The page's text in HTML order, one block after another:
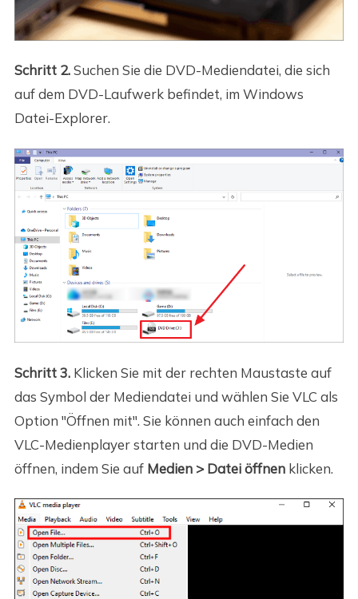
Schritt 2.Suchen Sie die DVD-Mediendatei, die sich
auf dem DVD-Laufwerk befindet, im Windows
Datei-Explorer.
Schritt 3. Klicken Sie mit der rechten Maustaste auf
das Symbol der Mediendatei und wählen Sie VLC als
Option "Öffnen mit". Sie können auch einfach den
VLC-Medienplayer starten und die DVD-Medien
öffnen, indem Sie auf Medien > Datei öffnenklicken.